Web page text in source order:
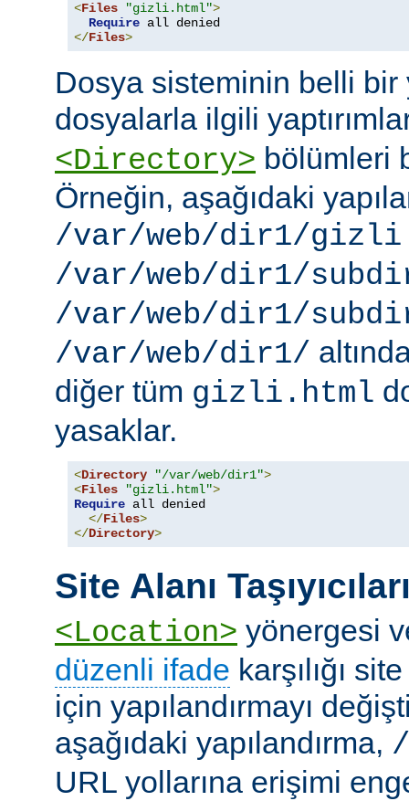
<Files "gizli.html">
Require
</Files>
Dosya sisteminin belli
dosyalarla ilgili
<Directory> bölümleri
Örneğin, aşağıdaki
/var/web/dir1/
/var/web/dir1/
/var/web/dir1/
/var/web/dir1/
diğer tüm gizli.html
yasaklar.
<Directory "/var/web/dir1">
<Files "gizli.html">
Require all denied
</Files>
</Directory>
Site Alanı
<Location> yönergesi
düzenli ifade karşılığı
için yapılandırmayı
aşağıdaki yapılandırma,
URL yollarına erişimi